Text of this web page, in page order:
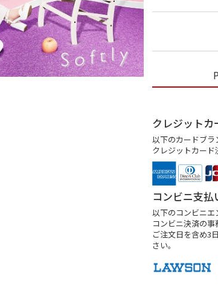
クレジットカ
以下のカードブラ
クレジットカード
コンビニ支払
以下のコンビニエ
コンビニ決済の事
ご注文日を含め3
さい。